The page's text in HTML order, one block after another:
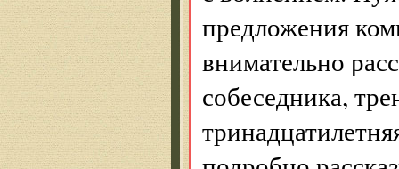
предложения
внимательно
собеседника,